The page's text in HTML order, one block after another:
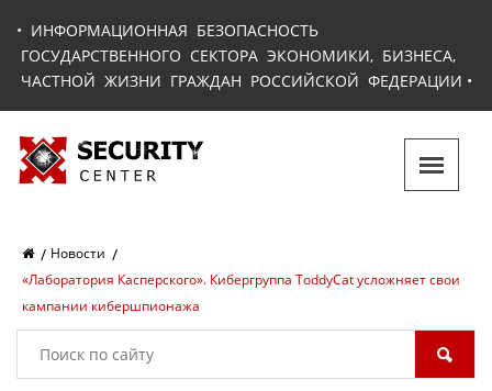
• ИНФОРМАЦИОННАЯ БЕЗОПАСНОСТЬ
ГОСУДАРСТВЕННОГО СЕКТОРА ЭКОНОМИКИ, БИЗНЕСА,
ЧАСТНОЙ ЖИЗНИ ГРАЖДАН РОССИЙСКОЙ ФЕДЕРАЦИИ •
Новости
«Лаборатория Касперского». Кибергруппа ToddyCat усложняет свои
кампании кибершпионажа